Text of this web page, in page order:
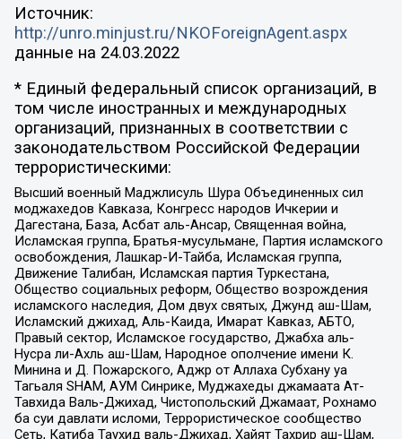
Источник:
http://unro.minjust.ru/NKOForeignAgent.aspx
данные на 24.03.2022
* Единый федеральный список организаций, в
том числе иностранных и международных
организаций, признанных в соответствии с
законодательством Российской Федерации
террористическими:
Высший военный Маджлисуль Шура Объединенных сил
моджахедов Кавказа, Конгресс народов Ичкерии и
Дагестана, База, Асбат аль-Ансар, Священная война,
Исламская группа, Братья-мусульмане, Партия исламского
освобождения, Лашкар-И-Тайба, Исламская группа,
Движение Талибан, Исламская партия Туркестана,
Общество социальных реформ, Общество возрождения
исламского наследия, Дом двух святых, Джунд аш-Шам,
Исламский джихад, Аль-Каида, Имарат Кавказ, АБТО,
Правый сектор, Исламское государство, Джабха аль-
Нусра ли-Ахль аш-Шам, Народное ополчение имени К.
Минина и Д. Пожарского, Аджр от Аллаха Субхану уа
Тагьаля SHAM, АУМ Синрике, Муджахеды джамаата Ат-
Тавхида Валь-Джихад, Чистопольский Джамаат, Рохнамо
ба суи давлати исломи, Террористическое сообщество
Сеть, Катиба Таухид валь-Джихад, Хайят Тахрир аш-Шам,